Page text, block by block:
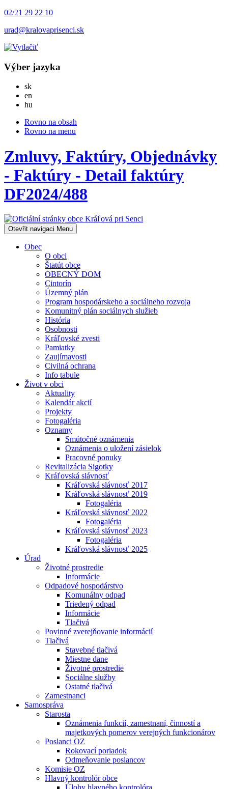
02/21 29 22 10
urad@kralovaprisenci.sk
Výber jazyka
skSlovensky
en
hu
Rovno na obsah
Rovno na menu
Zmluvy, Faktúry, Objednávky
- Faktúry - Detail faktúry
DF2024/488
Otevřit navigaci Menu
Obec
O obci
Štatút obce
OBECNÝ DOM
Cintorín
Územný plán
Program hospodárskeho a sociálneho rozvoja
Komunitný plán sociálnych služieb
História
Osobnosti
Kráľovské zvesti
Pamiatky
Zaujímavosti
Civilná ochrana
Info tabule
Život v obci
Aktuality
Kalendár akcií
Projekty
Fotogaléria
Oznamy
Smútočné oznámenia
Oznámenia o uložení zásielok
Pracovné ponuky
Revitalizácia Sigotky
Kráľovská slávnosť
Kráľovská slávnosť 2017
Kráľovská slávnosť 2019
Fotogaléria
Kráľovská slávnosť 2022
Fotogaléria
Kráľovská slávnosť 2023
Fotogaléria
Kráľovská slávnosť 2025
Úrad
Životné prostredie
Informácie
Odpadové hospodárstvo
Komunálny odpad
Triedený odpad
Informácie
Tlačivá
Povinné zverejňovanie informácií
Tlačivá
Stavebné tlačivá
Miestne dane
Životné prostredie
Sociálne služby
Ostatné tlačivá
Zamestnanci
Samospráva
Starosta
Oznámenia funkcií, zamestnaní, činností a
majetkových pomerov verejných funkcionárov
Poslanci OZ
Rokovací poriadok
Odmeňovanie poslancov
Komisie OZ
Hlavný kontrolór obce